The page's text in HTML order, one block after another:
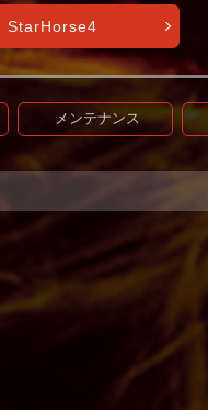
StarHorse4
メンテナンス